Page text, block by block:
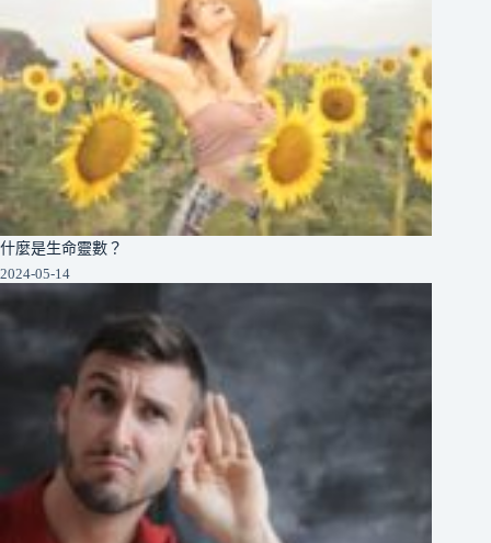
什麼是生命靈數？
2024-05-14